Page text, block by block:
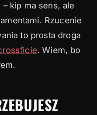
kip ma sens, ale
Rzucenie
to prosta droga
. Wiem, bo